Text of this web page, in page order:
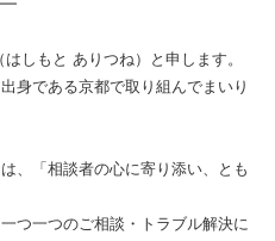
しもと ありつね）と申します。
身である京都で取り組んでまいり
、「相談者の心に寄り添い、とも
つ一つのご相談・トラブル解決に